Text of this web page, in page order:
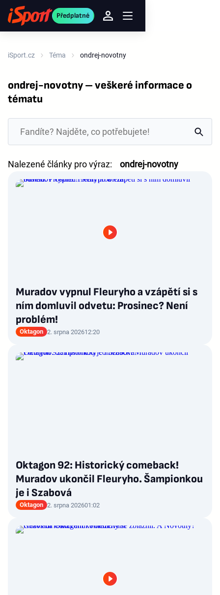
Předplatné
iSport.cz Téma ondrej-novotny
ondrej-novotny – veškeré informace o
tématu
Nalezené články pro výraz: ondrej-novotny
Muradov vypnul Fleuryho a vzápětí si s
ním domluvil odvetu: Prosinec? Není
problém!
Oktagon 2. srpna 202612:20
Oktagon 92: Historický comeback!
Muradov ukončil Fleuryho. Šampionkou
je i Szabová
Oktagon 2. srpna 202601:02